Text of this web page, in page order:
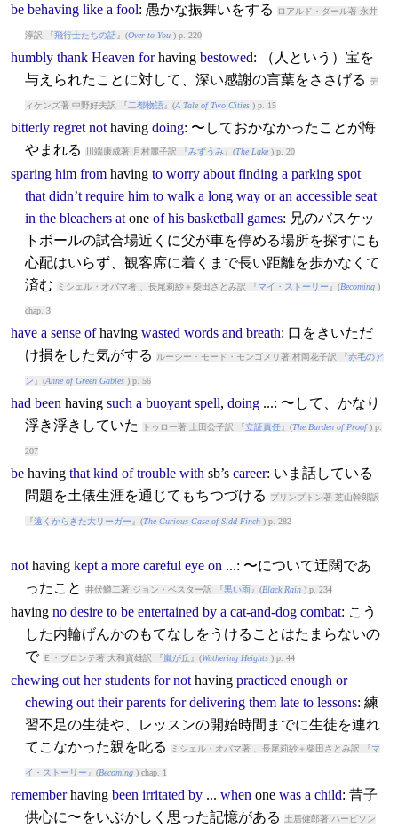
be behaving like a fool: 愚かな振舞いをする ロアルド・ダール著 永井
淳訳 『飛行士たちの話』(Over to You) p. 220
humbly thank Heaven for having bestowed: （人という）宝を
与えられたことに対して、深い感謝の言葉をささげる
デ
ィケンズ著 中野好夫訳 『二都物語』(A Tale of Two Cities) p. 15
bitterly regret not having doing: 〜しておかなかったことが悔
やまれる
川端康成著 月村麗子訳 『みずうみ』(The Lake) p. 20
sparing him from having to worry about finding a parking spot
that didn’t require him to walk a long way or an accessible seat
in the bleachers atone of his basketball games: 兄のバスケッ
トボールの試合場近くに父が車を停める場所を探すにも
心配はいらず、観客席に着くまで長い距離を歩かなくて
済む
ミシェル・オバマ著 、長尾莉紗＋柴田さとみ訳 『マイ・ストーリー 』(Becoming)
chap. 3
have a sense of having wasted words and breath: 口をきいただ
け損をした気がする
ルーシー・モード・モンゴメリ著 村岡花子訳 『赤毛のア
ン 』(Anne of Green Gables) p. 56
had been having such a buoyant spell, doing...: 〜して、かなり
浮き浮きしていた
トゥロー著 上田公子訳 『立証責任』(The Burden of Proof) p.
207
be having that kind of trouble with sb’s career: いま話している
問題を土俵生涯を通じてもちつづける
プリンプトン著 芝山幹郎訳
『遠くからきた大リーガー 』(The Curious Case of Sidd Finch) p. 282
not having kept a more careful eye on ...: 〜について迂闊であ
ったこと
井伏鱒二著 ジョン・ベスター訳 『黒い雨』(Black Rain) p. 234
having no desire to be entertained by a cat-and-dog combat: こう
した内輪げんかのもてなしをうけることはたまらないの
で Ｅ・ブロンテ著 大和資雄訳 『嵐が丘 』(Wuthering Heights) p. 44
chewing out her students for not having practiced enough or
chewing out their parents for delivering them late to lessons: 練
習不足の生徒や、レッスンの開始時間までに生徒を連れ
てこなかった親を叱る
ミシェル・オバマ著 、長尾莉紗＋柴田さとみ訳 『マ
イ・ストーリー 』(Becoming) chap. 1
remember having been irritated by... when one was a child: 昔子
供心に〜をいぶかしく思った記憶がある
土居健郎著 ハービソン